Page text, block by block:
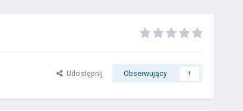
Udostępnij Obserwujący 1